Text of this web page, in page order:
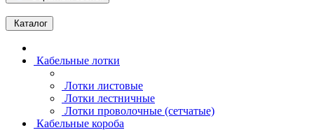
Каталог
Кабельные лотки
Лотки листовые
Лотки лестничные
Лотки проволочные (сетчатые)
Кабельные короба